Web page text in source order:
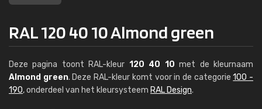
RAL 120 40 10 Almond green
Deze pagina toont RAL-kleur 120 40 10 met de kleurnaam
Almond green. Deze RAL-kleur komt voor in de categorie100 -
190, onderdeel van het kleursysteem RAL Design.